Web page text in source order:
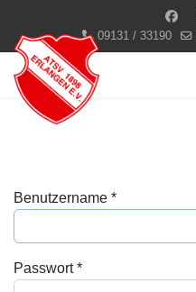
09131 / 33190
Benutzername *
Passwort*